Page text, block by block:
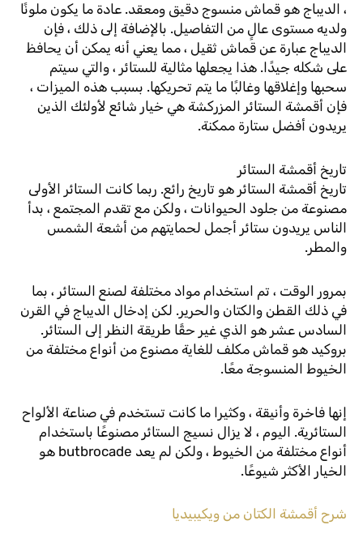
، الديباج هو قماش منسوج دقيق ومعقد. عادة ما يكون ملونًا
ولديه مستوى عالٍ من التفاصيل. بالإضافة إلى ذلك ، فإن
الديباج عبارة عن قماش ثقيل ، مما يعني أنه يمكن أن يحافظ
على شكله جيدًا. هذا يجعلها مثالية للستائر ، والتي سيتم
سحبها وإغلاقها وغالبًا ما يتم تحريكها. بسبب هذه الميزات ،
فإن أقمشة الستائر المزركشة هي خيار شائع لأولئك الذين
يريدون أفضل ستارة ممكنة.
تاريخ أقمشة الستائر
تاريخ أقمشة الستائر هو تاريخ رائع. ربما كانت الستائر الأولى
مصنوعة من جلود الحيوانات ، ولكن مع تقدم المجتمع ، بدأ
الناس يريدون ستائر أجمل لحمايتهم من أشعة الشمس
والمطر.
بمرور الوقت ، تم استخدام مواد مختلفة لصنع الستائر ، بما
في ذلك القطن والكتان والحرير. لكن إدخال الديباج في القرن
السادس عشر هو الذي غير حقًا طريقة النظر إلى الستائر.
بروكيد هو قماش مكلف للغاية مصنوع من أنواع مختلفة من
الخيوط المنسوجة معًا.
إنها فاخرة وأنيقة ، وكثيرا ما كانت تستخدم في صناعة الألواح
الستائرية. اليوم ، لا يزال نسيج الستائر مصنوعًا باستخدام
أنواع مختلفة من الخيوط ، ولكن لم يعد butbrocade هو
الخيار الأكثر شيوعًا.
شرح أقمشة الكتان من ويكيبيديا